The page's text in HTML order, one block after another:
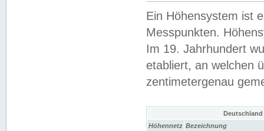
Ein Höhensystem ist
Messpunkten.
Im 19. Jahrhundert
etabliert, an welchen
zentimetergenau
Höhennetz Bezeichnung